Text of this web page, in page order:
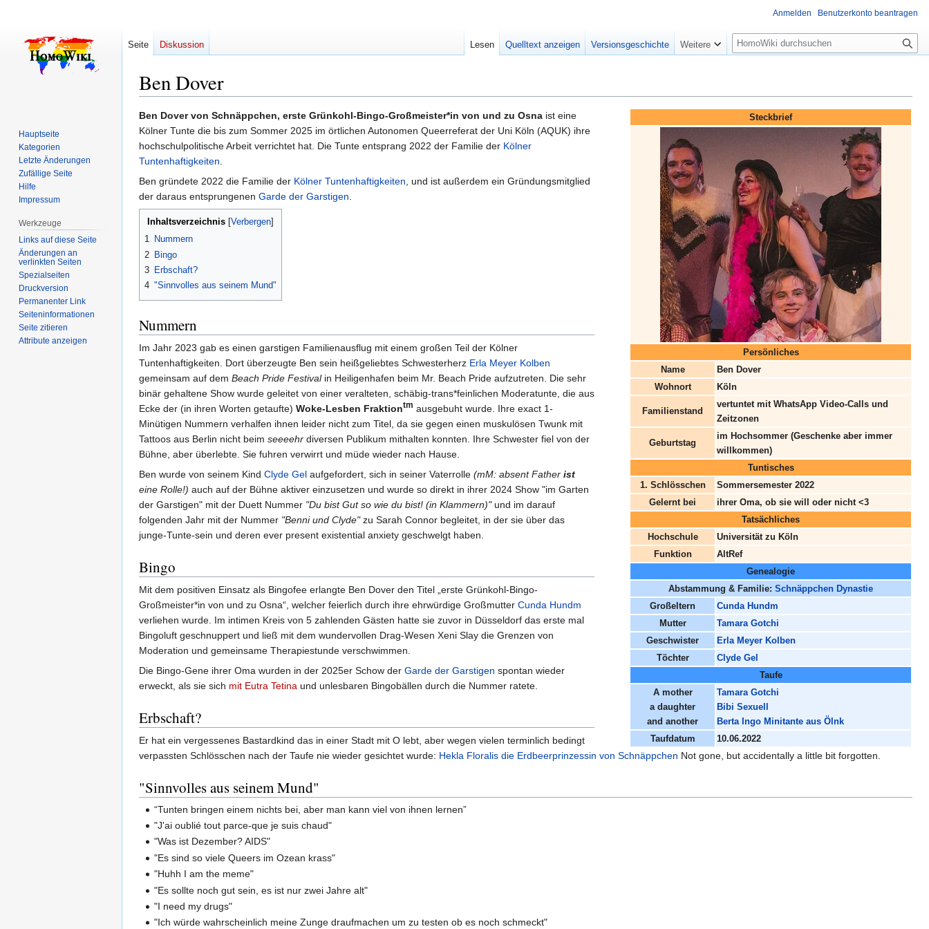
Ben Dover
Zur
Navigation
springen
Zur
Suche
springen
Steckbrief
Persönliches
Name
Ben Dover
Wohnort
Köln
Familienstand
vertuntet mit WhatsApp Video-Calls und
Zeitzonen
Geburtstag
im Hochsommer (Geschenke aber immer
willkommen)
Tuntisches
1. Schlösschen
Sommersemester 2022
Gelernt bei
ihrer Oma, ob sie will oder nicht <3
Tatsächliches
Hochschule
Universität zu Köln
Funktion
AltRef
Genealogie
Abstammung & Familie: Schnäppchen Dynastie
Großeltern
Cunda Hundm
Mutter
Tamara Gotchi
Geschwister
Erla Meyer Kolben
Töchter
Clyde Gel
Taufe
A mother
a daughter
and another
Tamara Gotchi
Bibi Sexuell
Berta Ingo Minitante aus Ölnk
Taufdatum
10.06.2022
Ben Dover von Schnäppchen, erste Grünkohl-Bingo-Großmeister*in von und zu Osna ist eine
Kölner Tunte die bis zum Sommer 2025 im örtlichen Autonomen Queerreferat der Uni Köln (AQUK) ihre
hochschulpolitische Arbeit verrichtet hat. Die Tunte entsprang 2022 der Familie der Kölner
Tuntenhaftigkeiten.
Ben gründete 2022 die Familie der Kölner Tuntenhaftigkeiten, und ist außerdem ein Gründungsmitglied
der daraus entsprungenen Garde der Garstigen.
Inhaltsverzeichnis
1 Nummern
2 Bingo
3 Erbschaft?
4 "Sinnvolles aus seinem Mund"
Nummern
Im Jahr 2023 gab es einen garstigen Familienausflug mit einem großen Teil der Kölner
Tuntenhaftigkeiten. Dort überzeugte Ben sein heißgeliebtes Schwesterherz Erla Meyer Kolben
gemeinsam auf dem Beach Pride Festivalin Heiligenhafen beim Mr. Beach Pride aufzutreten. Die sehr
binär gehaltene Show wurde geleitet von einer veralteten, schäbig-trans*feinlichen Moderatunte, die aus
Ecke der (in ihren Worten getaufte) Woke-Lesben Fraktiontm ausgebuht wurde. Ihre exact 1-
Minütigen Nummern verhalfen ihnen leider nicht zum Titel, da sie gegen einen muskulösen Twunk mit
Tattoos aus Berlin nicht beim seeeehr diversen Publikum mithalten konnten. Ihre Schwester fiel von der
Bühne, aber überlebte. Sie fuhren verwirrt und müde wieder nach Hause.
Ben wurde von seinem Kind Clyde Gel aufgefordert, sich in seiner Vaterrolle (mM: absent Father ist
eine Rolle!) auch auf der Bühne aktiver einzusetzen und wurde so direkt in ihrer 2024 Show "im Garten
der Garstigen" mit der Duett Nummer "Du bist Gut so wie du bist! (in Klammern)"und im darauf
folgenden Jahr mit der Nummer "Benni und Clyde"zu Sarah Connor begleitet, in der sie über das
junge-Tunte-sein und deren ever present existential anxiety geschwelgt haben.
Bingo
Mit dem positiven Einsatz als Bingofee erlangte Ben Dover den Titel „erste Grünkohl-Bingo-
Großmeister*in von und zu Osna“, welcher feierlich durch ihre ehrwürdige Großmutter Cunda Hundm
verliehen wurde. Im intimen Kreis von 5 zahlenden Gästen hatte sie zuvor in Düsseldorf das erste mal
Bingoluft geschnuppert und ließ mit dem wundervollen Drag-Wesen Xeni Slay die Grenzen von
Moderation und gemeinsame Therapiestunde verschwimmen.
Die Bingo-Gene ihrer Oma wurden in der 2025er Schow der Garde der Garstigen spontan wieder
erweckt, als sie sich mit Eutra Tetina und unlesbaren Bingobällen durch die Nummer ratete.
Erbschaft?
Er hat ein vergessenes Bastardkind das in einer Stadt mit O lebt, aber wegen vielen terminlich bedingt
verpassten Schlösschen nach der Taufe nie wieder gesichtet wurde: Hekla Floralis die Erdbeerprinzessin von Schnäppchen Not gone, but accidentally a little bit forgotten.
"Sinnvolles aus seinem Mund"
“Tunten bringen einem nichts bei, aber man kann viel von ihnen lernen”
"J'ai oublié tout parce-que je suis chaud"
"Was ist Dezember? AIDS"
"Es sind so viele Queers im Ozean krass"
"Huhh I am the meme"
"Es sollte noch gut sein, es ist nur zwei Jahre alt"
"I need my drugs"
"Ich würde wahrscheinlich meine Zunge draufmachen um zu testen ob es noch schmeckt"
Anmelden Benutzerkonto beantragen
Seite Diskussion Lesen Quelltext anzeigen Versionsgeschichte Weitere
Suche
Hauptseite
Kategorien
Letzte Änderungen
Zufällige Seite
Hilfe
Impressum
Werkzeuge
Links auf diese Seite
Änderungen an
verlinkten Seiten
Spezialseiten
Druckversion
Permanenter Link
Seiten­­informationen
Seite zitieren
Attribute anzeigen